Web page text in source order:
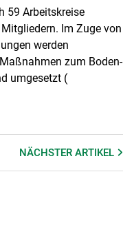
59 Arbeitskreise
Im Zuge von
werden
zum Boden-
umgesetzt (
NÄCHSTERARTIKEL